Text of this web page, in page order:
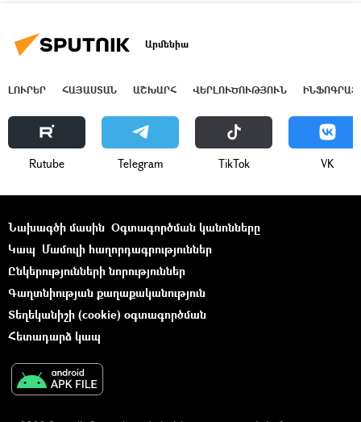
Արմենիա
ԼՈՒՐԵՐ ՀԱՅԱՍՏԱՆ ԱՇԽԱՐՀ ՎԵՐԼՈՒԾՈՒԹՅՈՒՆ
Rutube Telegram ТikТоk VK
Նախագծի մասին Օգտագործման կանոնները
Կապ Մամուլի հաղորդագրություններ
Ընկերությունների նորություններ
Գաղտնիության քաղաքականություն
Տեղեկանիշի (cookie) օգտագործման
Հետադարձ կապ